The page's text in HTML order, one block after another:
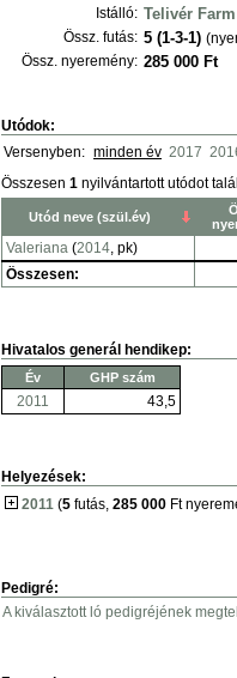
Istálló: Telivér
Össz. futás: 5 (1-3-1)
Össz. nyeremény: 285 000 Ft
Utódok:
Versenyben: minden év 2017
Összesen 1 nyilvántartott utódot
Utód neve (szül.év)
Valeriana (2014, pk)
Összesen:
Hivatalos generál hendikep:
Év GHP szám
2011 43,5
Helyezések:
2011 (5 futás, 285 000 Ft
Pedigré:
A kiválasztott ló pedigréjének